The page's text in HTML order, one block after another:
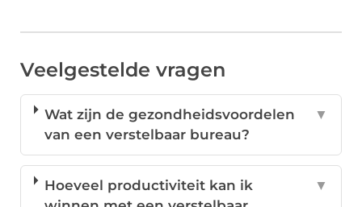
Veelgestelde vragen
Wat zijn de gezondheidsvoordelen
van een verstelbaar bureau?
▼
Hoeveel productiviteit kan ik
▼